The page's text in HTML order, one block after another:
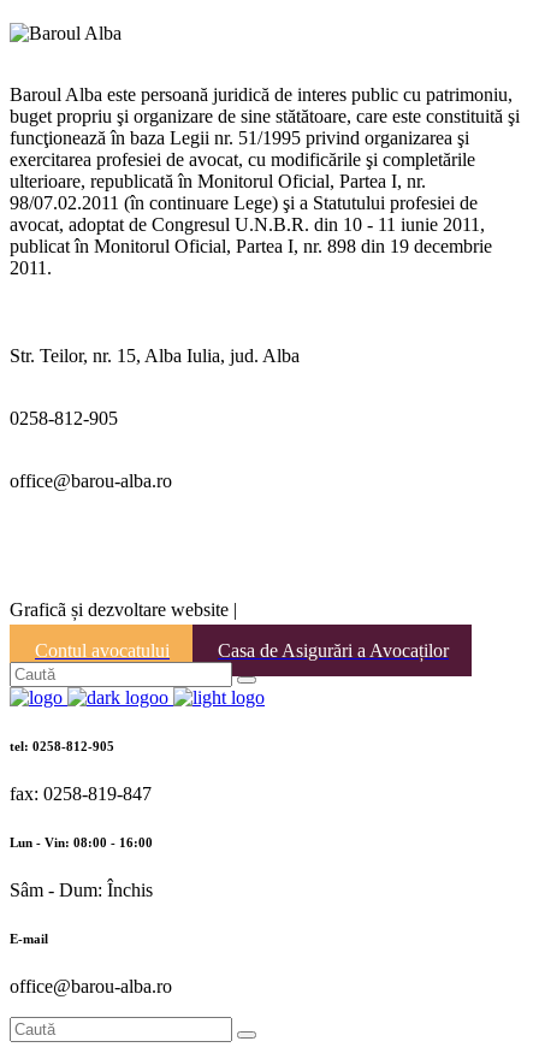
Baroul Alba este persoană juridică de interes public cu patrimoniu,
buget propriu şi organizare de sine stătătoare, care este constituită şi
funcţionează în baza Legii nr. 51/1995 privind organizarea şi
exercitarea profesiei de avocat, cu modificările şi completările
ulterioare, republicată în Monitorul Oficial, Partea I, nr.
98/07.02.2011 (în continuare Lege) şi a Statutului profesiei de
avocat, adoptat de Congresul U.N.B.R. din 10 - 11 iunie 2011,
publicat în Monitorul Oficial, Partea I, nr. 898 din 19 decembrie
2011.
Str. Teilor, nr. 15, Alba Iulia, jud. Alba
0258-812-905
office@barou-alba.ro
Graficã și dezvoltare website |
Contul avocatului
Casa de Asigurări a Avocaților
tel: 0258-812-905
fax: 0258-819-847
Lun - Vin: 08:00 - 16:00
Sâm - Dum: Închis
E-mail
office@barou-alba.ro